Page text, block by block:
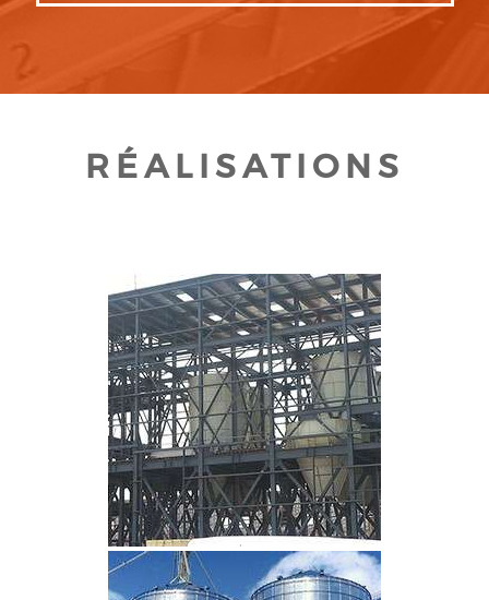
RÉALISATIONS
CLIQUEZ POUR AGRANDIR